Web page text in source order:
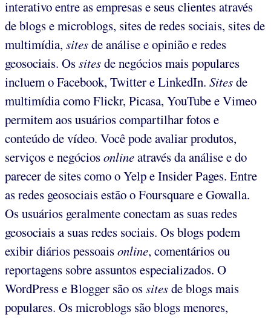
interativo entre as empresas e seus clientes através
de blogs e microblogs, sites de redes sociais, sites de
multimídia, sitesde análise e opinião e redes
geosociais. Ossitesde negócios mais populares
incluem o Facebook, Twitter e LinkedIn. Sitesde
multimídia como Flickr, Picasa, YouTube e Vimeo
permitem aos usuários compartilhar fotos e
conteúdo de vídeo. Você pode avaliar produtos,
serviços e negóciosonlineatravés da análise e do
parecer de sites como o Yelp e Insider Pages. Entre
as redes geosociais estão o Foursquare e Gowalla.
Os usuários geralmente conectam as suas redes
geosociais a suas redes sociais. Os blogs podem
exibir diários pessoaisonline, comentários ou
reportagens sobre assuntos especializados. O
WordPress e Blogger são ossitesde blogs mais
populares. Os microblogs são blogs menores,